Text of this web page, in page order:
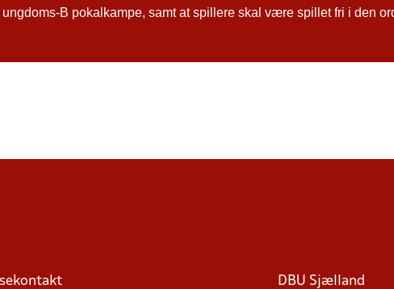
B pokalkampe, samt at spillere skal være spillet fri i den
DBU Sjælland